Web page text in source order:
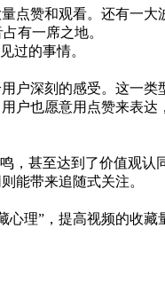
赞和观看。还有一
有一席之地。
过的事情。
深刻的感受。这一
户也愿意用点赞来表
甚至达到了价值观认
能带来追随式关注。
理”，提高视频的收藏